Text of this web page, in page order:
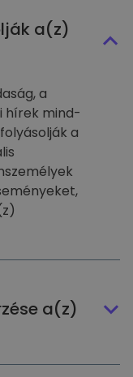
a(z)
a
hírek mind-
a
a(z)